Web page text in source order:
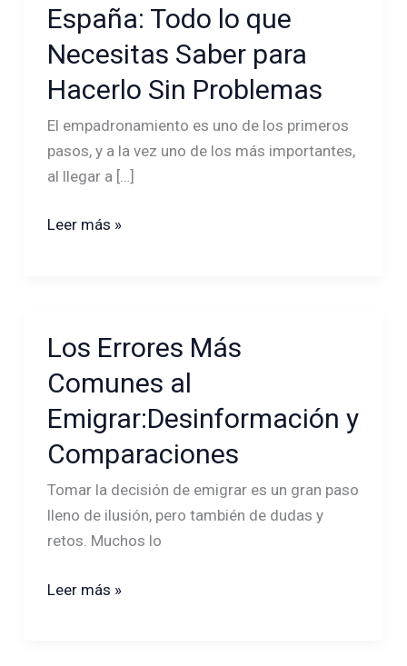
España: Todo lo que
Necesitas Saber para
Hacerlo Sin Problemas
El empadronamiento es uno de los primeros
pasos, y a la vez uno de los más importantes,
al llegar a […]
España:
Todo
lo
que
Necesitas
Saber
para
Sin
Leer más »
Los Errores Más
Comunes al
Emigrar:Desinformación y
Comparaciones
Tomar la decisión de emigrar es un gran paso
lleno de ilusión, pero también de dudas y
retos. Muchos lo
Los
Más
Comunes
al
Emigrar:Desinformación
y
Comparaciones
Leer más »